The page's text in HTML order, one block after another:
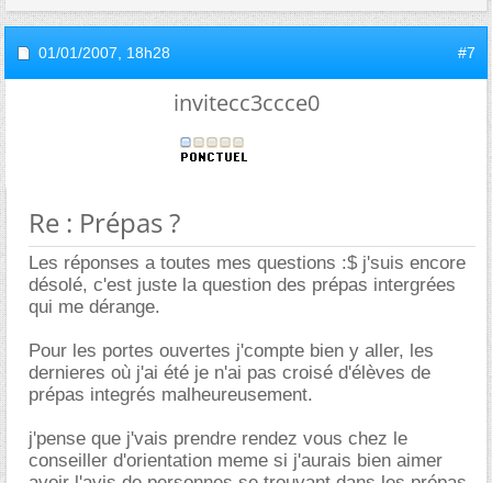
01/01/2007, 18h28 #7
invitecc3ccce0
Re : Prépas ?
Les réponses a toutes mes questions :$ j'suis encore
désolé, c'est juste la question des prépas intergrées
qui me dérange.
Pour les portes ouvertes j'compte bien y aller, les
dernieres où j'ai été je n'ai pas croisé d'élèves de
prépas integrés malheureusement.
j'pense que j'vais prendre rendez vous chez le
conseiller d'orientation meme si j'aurais bien aimer